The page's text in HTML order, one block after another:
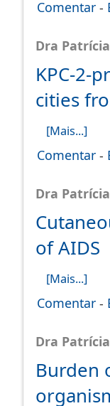
Comentar -
Dra
KPC-2-
cities
[Mais...]
Comentar -
Dra
of AIDS
[Mais...]
Comentar -
Dra
Burden